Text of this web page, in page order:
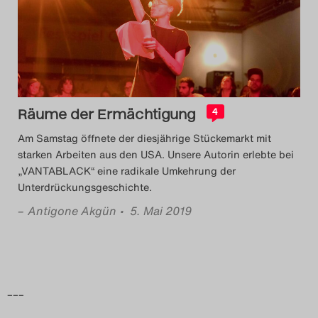
Das Theatertreffen-Blog
2014
Das Theatertreffen-Blog
2015
Das Theatertreffen-Blog
2016
Das Theatertreffen-Blog
Räume der Ermächtigung 4
Am Samstag öffnete der diesjährige Stückemarkt mit
starken Arbeiten aus den USA. Unsere Autorin erlebte bei
„VANTABLACK“ eine radikale Umkehrung der
Unterdrückungsgeschichte.
– Antigone Akgün • 5. Mai 2019
–––